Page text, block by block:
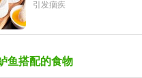
引发痼疾
鱼搭配的食物